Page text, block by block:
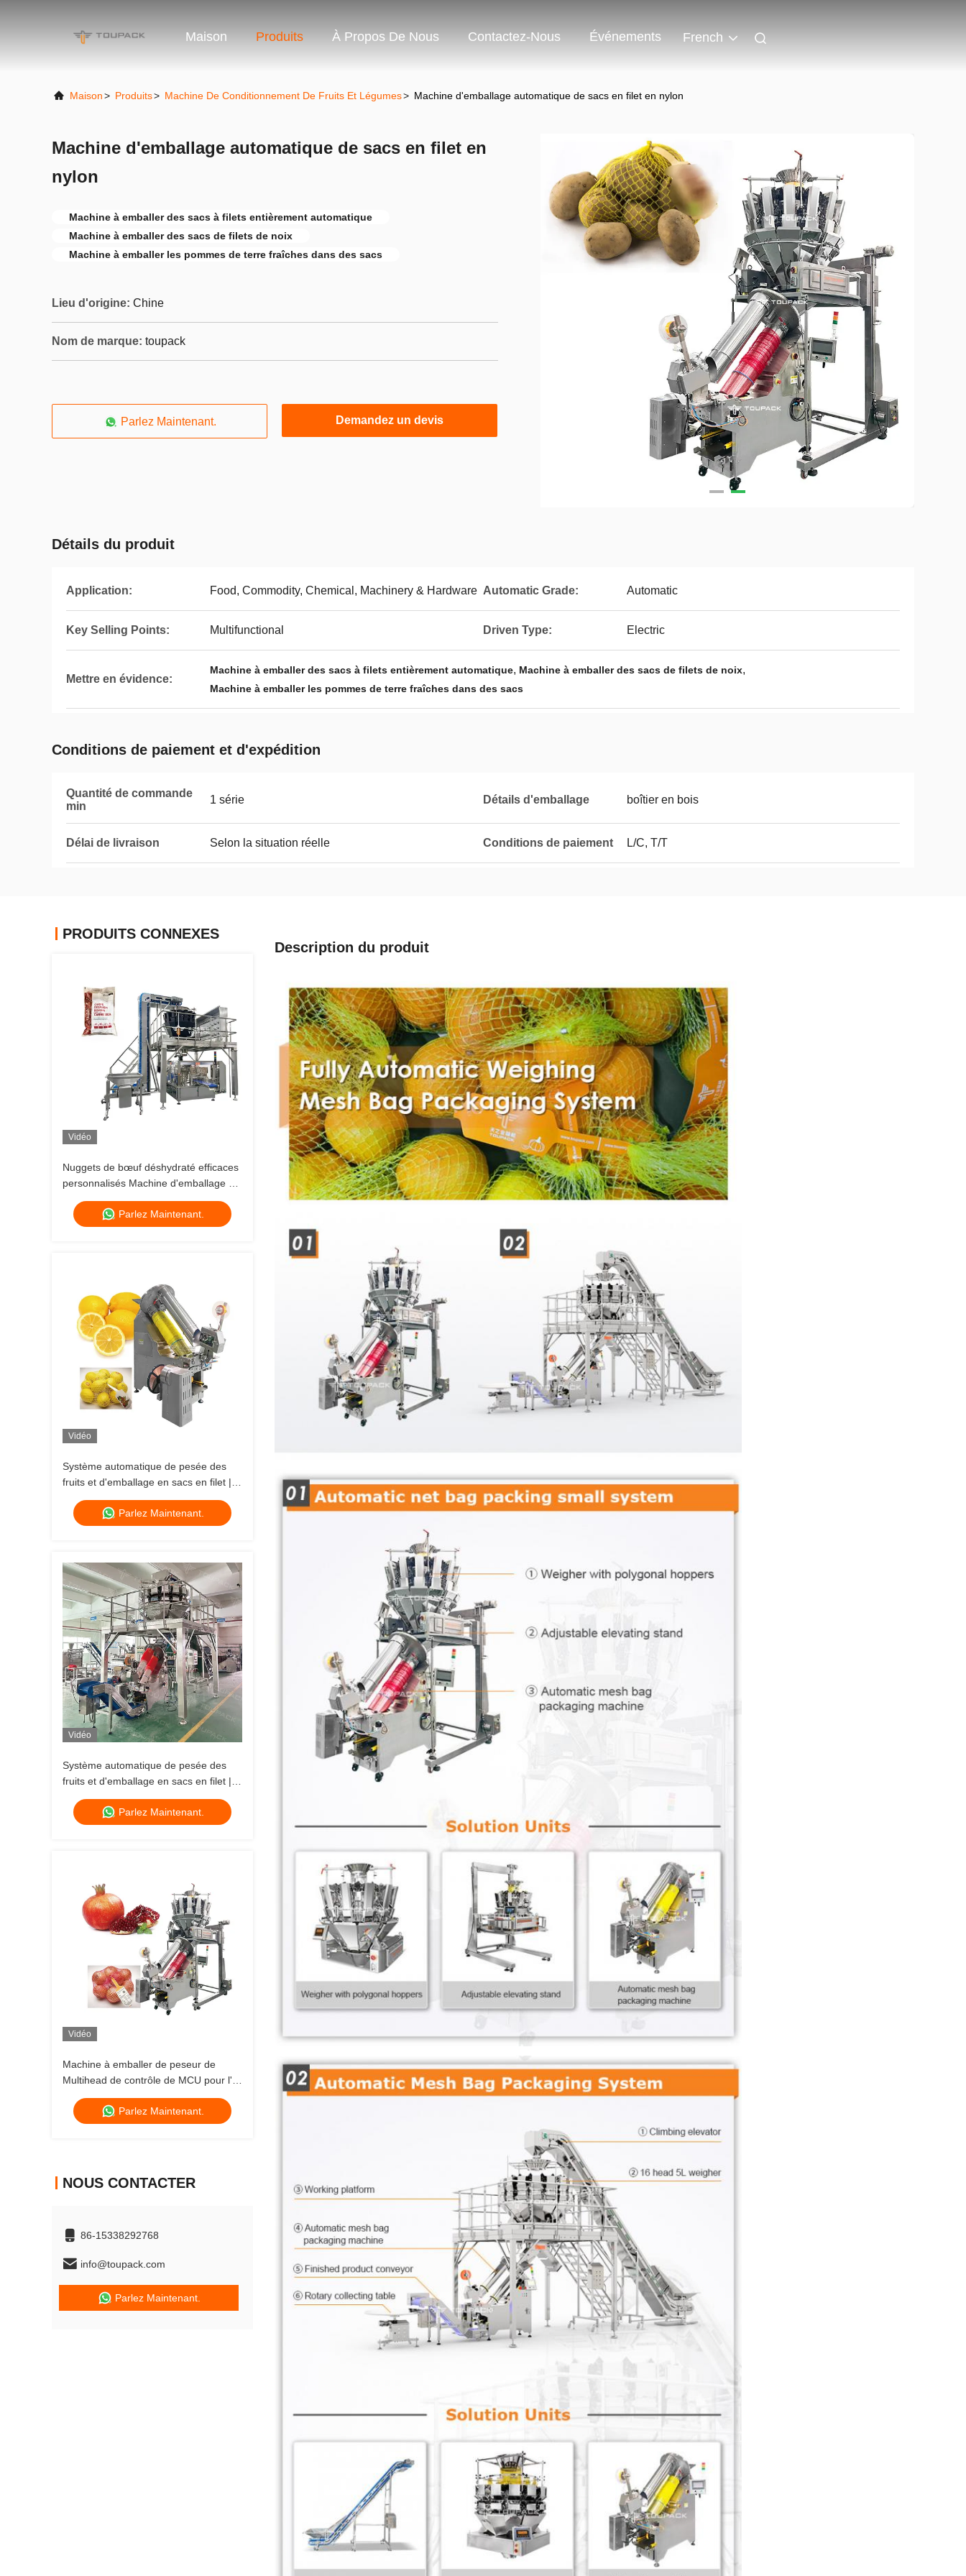
Maison Produits À Propos De Nous Contactez-Nous Événements French
Maison> Produits> Machine De Conditionnement De Fruits Et Légumes> Machine d'emballage automatique de sacs en filet en nylon
Machine d'emballage automatique de sacs en filet en
nylon
Machine à emballer des sacs à filets entièrement automatique
Machine à emballer des sacs de filets de noix
Machine à emballer les pommes de terre fraîches dans des sacs
Lieu d'origine: Chine
Nom de marque: toupack
Parlez Maintenant. Demandez un devis
Détails du produit
Application: Food, Commodity, Chemical, Machinery & Hardware Automatic Grade: Automatic
Key Selling Points: Multifunctional Driven Type: Electric
Mettre en évidence:
Machine à emballer des sacs à filets entièrement automatique, Machine à emballer des sacs de filets de noix,
Machine à emballer les pommes de terre fraîches dans des sacs
Conditions de paiement et d'expédition
Quantité de commande
min
1 série Détails d'emballage boîtier en bois
Délai de livraison Selon la situation réelle Conditions de paiement L/C, T/T
PRODUITS CONNEXES
Vidéo
Nuggets de bœuf déshydraté efficaces
personnalisés Machine d'emballage à
emballement quantitatif prête à manger
Parlez Maintenant.
Vidéo
Système automatique de pesée des
fruits et d'emballage en sacs en filet |
Solution d'emballage de sacs en filet à
grande vitesseParlez Maintenant.
Vidéo
Système automatique de pesée des
fruits et d'emballage en sacs en filet |
Solution d'emballage de sacs en filet à
grande vitesseParlez Maintenant.
Vidéo
Machine à emballer de peseur de
Multihead de contrôle de MCU pour l'ail
Ginger Intelligent Net d'oignon
Parlez Maintenant.
NOUS CONTACTER
86-15338292768
info@toupack.com
Parlez Maintenant.
Description du produit